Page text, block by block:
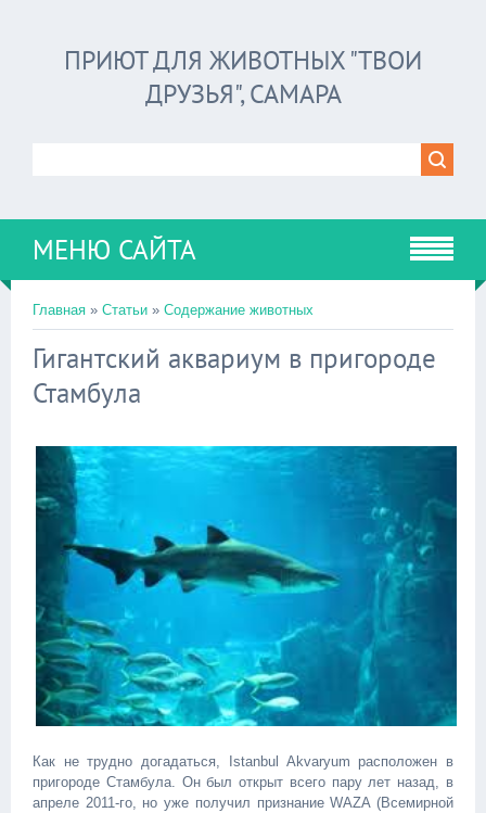
ПРИЮТ ДЛЯ ЖИВОТНЫХ "ТВОИ
ДРУЗЬЯ", САМАРА
МЕНЮ САЙТА
Главная » Статьи » Содержание животных
Гигантский аквариум в пригороде
Стамбула
Как не трудно догадаться, Istanbul Akvaryum расположен в
пригороде Стамбула. Он был открыт всего пару лет назад, в
апреле 2011-го, но уже получил признание WAZA (Всемирной